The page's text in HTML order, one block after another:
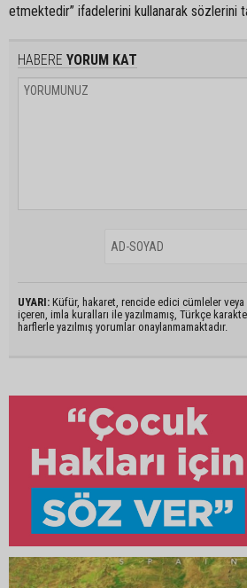
etmektedir” ifadelerini kullanarak sözlerini
HABERE YORUM KAT
UYARI: Küfür, hakaret, rencide edici cümleler veya
içeren, imla kuralları ile yazılmamış, Türkçe
harflerle yazılmış yorumlar onaylanmamaktadır.